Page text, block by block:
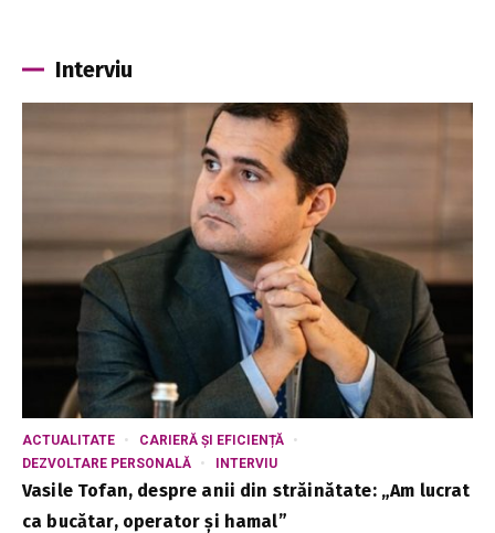
Interviu
ACTUALITATE
CARIERĂ ȘI EFICIENȚĂ
DEZVOLTARE PERSONALĂ
INTERVIU
Vasile Tofan, despre anii din străinătate: „Am lucrat
ca bucătar, operator și hamal”